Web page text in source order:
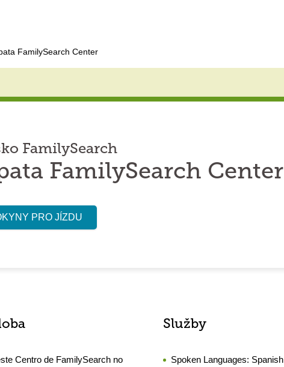
FamilySearch Center
FamilySearch
FamilySearch Center
PRO JÍZDU
Centro de FamilySearch no
Služby
Spoken Languages: Spanish